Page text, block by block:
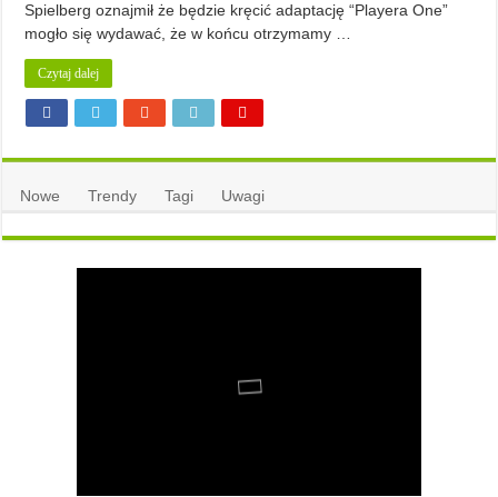
Spielberg oznajmił że będzie kręcić adaptację “Playera One”
mogło się wydawać, że w końcu otrzymamy …
Czytaj dalej
Nowe Trendy Tagi Uwagi